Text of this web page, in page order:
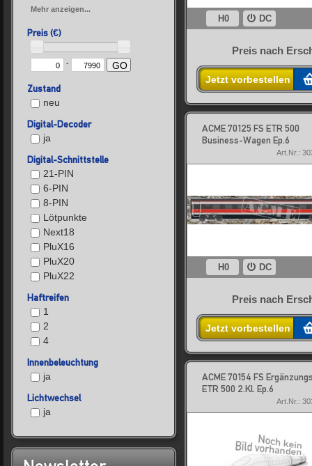
Mehr anzeigen...
Preis (€)
- GO
Zustand
neu
Digital-Decoder
ja
Digital-Schnittstelle
21-PIN
6-PIN
8-PIN
Lötpunkte
Next18
PluX16
PluX20
PluX22
Haftreifen
1
2
4
Innenbeleuchtung
ja
Lichtwechsel
ja
H0 DC
Preis nach
Jetzt vorbestellen
ACME 70125 FS ETR 500
Business-Wagen Ep.6
Art.Nr.:
H0 DC
Preis nach
Jetzt vorbestellen
ACME 70154 FS
ETR 500 2.Kl. Ep.6
Art.Nr.: